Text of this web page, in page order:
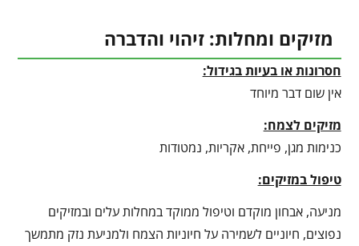
מזיקים ומחלות: זיהוי והדברה
חסרונות או בעיות בגידול:
אין שום דבר מיוחד
מזיקים לצמח:
כנימות מגן, פייחת, אקריות, נמטודות
טיפול במזיקים:
מניעה, אבחון מוקדם וטיפול ממוקד במחלות עלים ובמזיקים
נפוצים, חיוניים לשמירה על חיוניות הצמח ולמניעת נזק מתמשך